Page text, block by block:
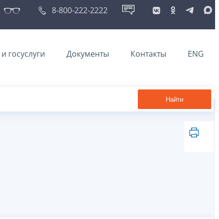
8-800-222-2222
госуслуги Документы Контакты ENG
Найти